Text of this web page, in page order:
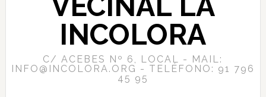
INCOLORA
C/ ACEBES Nº 6, LOCAL - MAIL:
INFO@INCOLORA.ORG - TELÉFONO: 91 796
45 95